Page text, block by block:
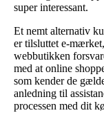
super interessant.
Et nemt alternativ
er tilsluttet e-
webbutikken
med at online
som kender de
anledning til
processen med dit